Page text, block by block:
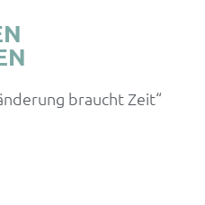
braucht Zeit“